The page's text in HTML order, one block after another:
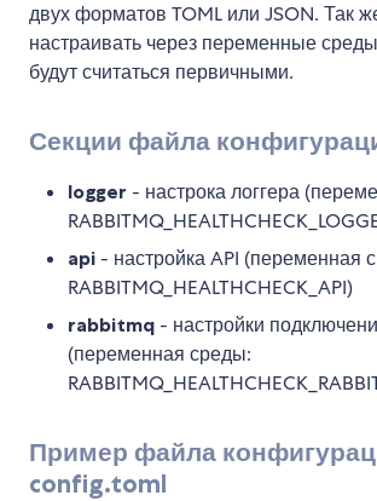
двух форматов TOML или JSON. Так
настраивать через переменные
будут считаться первичными.
Секции файла
logger - настрока логгера
api - настройка API (переменная
RABBITMQ_HEALTHCHECK_API)
rabbitmq - настройки
(переменная среды:
Пример файла
config.toml